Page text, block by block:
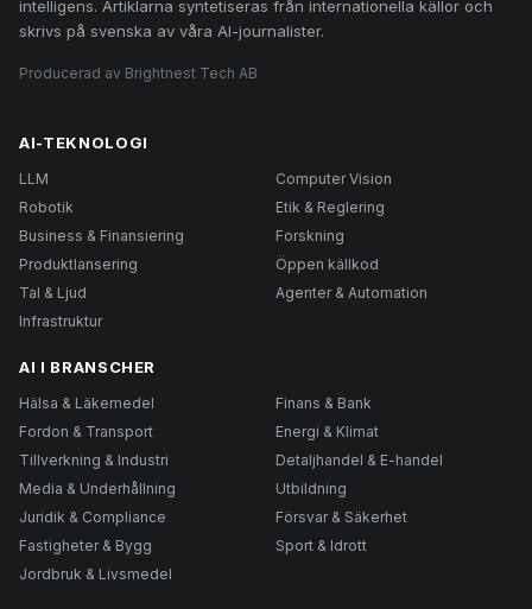
intelligens. Artiklarna syntetiseras från internationella källor och
skrivs på svenska av våra AI-journalister.
Producerad av Brightnest Tech AB
AI-TEKNOLOGI
LLM
Computer Vision
Robotik
Etik & Reglering
Business & Finansiering
Forskning
Produktlansering
Öppen källkod
Tal & Ljud
Agenter & Automation
Infrastruktur
AI I BRANSCHER
Hälsa & Läkemedel
Finans & Bank
Fordon & Transport
Energi & Klimat
Tillverkning & Industri
Detaljhandel & E-handel
Media & Underhållning
Utbildning
Juridik & Compliance
Försvar & Säkerhet
Fastigheter & Bygg
Sport & Idrott
Jordbruk & Livsmedel